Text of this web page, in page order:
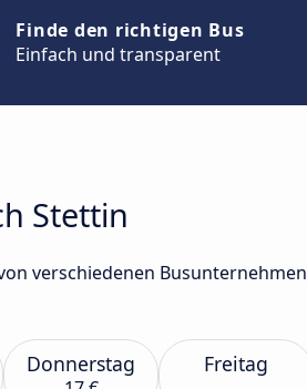
Finde den richtigen Bus
Einfach und transparent
Stettin
verschiedenen Busunternehmen
Donnerstag Freitag